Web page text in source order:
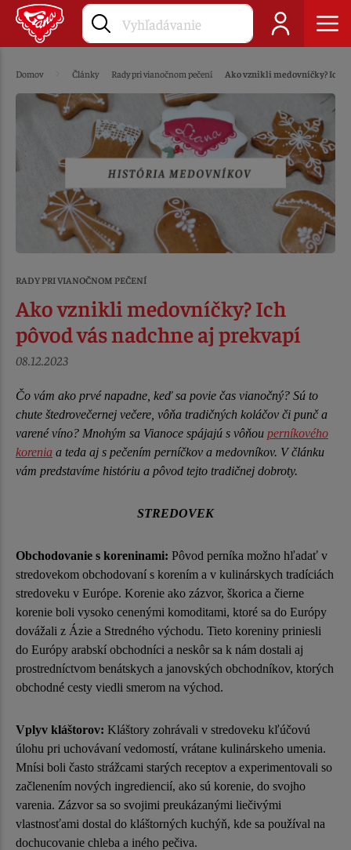
Domov Články Rady pri vianočnom pečení Ako vznikli medovníčky? Ich
RADY PRI VIANOČNOM PEČENÍ
Ako vznikli medovníčky? Ich
pôvod vás nadchne aj prekvapí
08.12.2023
Čo vám ako prvé napadne, keď sa povie čas vianočný? Sú to
chute štedrovečernej večere, vôňa tradičných koláčov či punč a
varené víno? Mnohým sa Vianoce spájajú s vôňou perníkového
korenia a teda aj s pečením perníčkov a medovníkov. V článku
vám predstavíme históriu a pôvod tejto tradičnej dobroty.
STREDOVEK
Obchodovanie s koreninami: Pôvod perníka možno hľadať v
stredovekom obchodovaní s korením a v kulinárskych tradíciách
stredoveku v Európe. Korenie ako zázvor, škorica a čierne
korenie boli vysoko cenenými komoditami, ktoré sa do Európy
dovážali z Ázie a Stredného východu. Tieto koreniny priniesli
do Európy arabskí obchodníci a neskôr sa k nám dostali aj
prostredníctvom benátskych a janovských obchodníkov, ktorých
obchodné cesty viedli smerom na východ.
Vplyv kláštorov: Kláštory zohrávali v stredoveku kľúčovú
úlohu pri uchovávaní vedomostí, vrátane kulinárskeho umenia.
Mnísi boli často strážcami starých receptov a experimentovali so
začlenením nových ingrediencií, ako sú korenie, do svojho
varenia. Zázvor sa so svojimi preukázanými liečivými
vlastnosťami dostal do kláštorných kuchýň, kde sa používal na
dochucovanie chleba a iného pečiva.